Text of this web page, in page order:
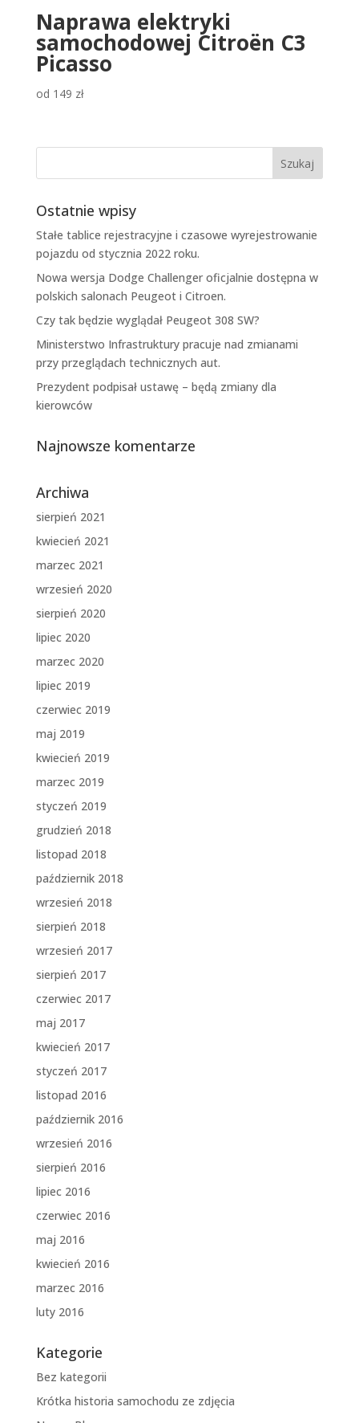
Naprawa elektryki
samochodowej Citroën C3
Picasso
od 149 zł
Ostatnie wpisy
Stałe tablice rejestracyjne i czasowe wyrejestrowanie
pojazdu od stycznia 2022 roku.
Nowa wersja Dodge Challenger oficjalnie dostępna w
polskich salonach Peugeot i Citroen.
Czy tak będzie wyglądał Peugeot 308 SW?
Ministerstwo Infrastruktury pracuje nad zmianami
przy przeglądach technicznych aut.
Prezydent podpisał ustawę – będą zmiany dla
kierowców
Najnowsze komentarze
Archiwa
sierpień 2021
kwiecień 2021
marzec 2021
wrzesień 2020
sierpień 2020
lipiec 2020
marzec 2020
lipiec 2019
czerwiec 2019
maj 2019
kwiecień 2019
marzec 2019
styczeń 2019
grudzień 2018
listopad 2018
październik 2018
wrzesień 2018
sierpień 2018
wrzesień 2017
sierpień 2017
czerwiec 2017
maj 2017
kwiecień 2017
styczeń 2017
listopad 2016
październik 2016
wrzesień 2016
sierpień 2016
lipiec 2016
czerwiec 2016
maj 2016
kwiecień 2016
marzec 2016
luty 2016
Kategorie
Bez kategorii
Krótka historia samochodu ze zdjęcia